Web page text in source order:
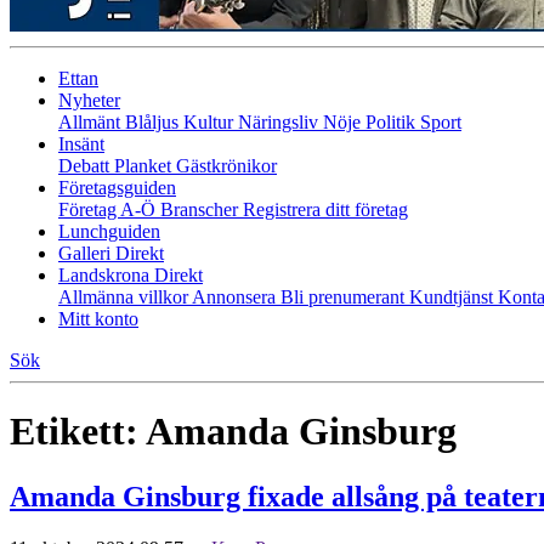
Ettan
Nyheter
Allmänt Blåljus KulturNäringsliv Nöje Politik Sport
Insänt
Debatt Planket Gästkrönikor
Företagsguiden
Företag A-Ö BranscherRegistrera ditt företag
Lunchguiden
Galleri Direkt
Landskrona Direkt
Allmänna villkorAnnonsera Bli prenumerant Kundtjänst
Mitt konto
Sök
Etikett: Amanda Ginsburg
Amanda Ginsburg fixade allsång på